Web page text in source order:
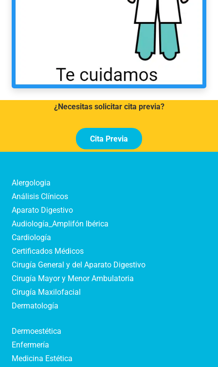
¿Necesitas solicitar cita previa?
Cita Previa
Alergologia
Análisis Clínicos
Aparato Digestivo
Audiología_Amplifón Ibérica
Cardiología
Certificados Médicos
Cirugía General y del Aparato Digestivo
Cirugía Mayor y Menor Ambulatoria
Cirugía Maxilofacial
Dermatología
Dermoestética
Enfermería
Medicina Estética